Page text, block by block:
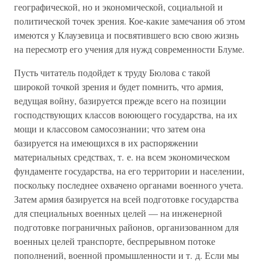
географической, но и экономической, социальной и
политической точек зрения. Кое-какие замечания об этом
имеются у Клаузевица и посвятившего всю свою жизнь
на пересмотр его учения для нужд современности Блуме.
Пусть читатель подойдет к труду Бюлова с такой
широкой точкой зрения и будет помнить, что армия,
ведущая войну, базируется прежде всего на позиции
господствующих классов воюющего государства, на их
мощи и классовом самосознании; что затем она
базируется на имеющихся в их распоряжении
материальных средствах, т. е. на всем экономическом
фундаменте государства, на его территории и населении,
поскольку последнее охвачено органами военного учета.
Затем армия базируется на всей подготовке государства
для специальных военных целей — на инженерной
подготовке пограничных районов, организованном для
военных целей транспорте, беспрерывном потоке
пополнений, военной промышленности и т. д. Если мы